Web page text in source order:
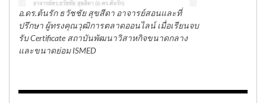
อ.ดร.ต้นรัก ธวัชชัย สุขสีดา อาจารย์สอนและที่
ปรึกษา ผู้ทรงคุณวุฒิการตลาดออนไลน์ เมื่อเรียนจบ
รับ Certificate สถาบันพัฒนาวิสาหกิจขนาดกลาง
และขนาดย่อม ISMED